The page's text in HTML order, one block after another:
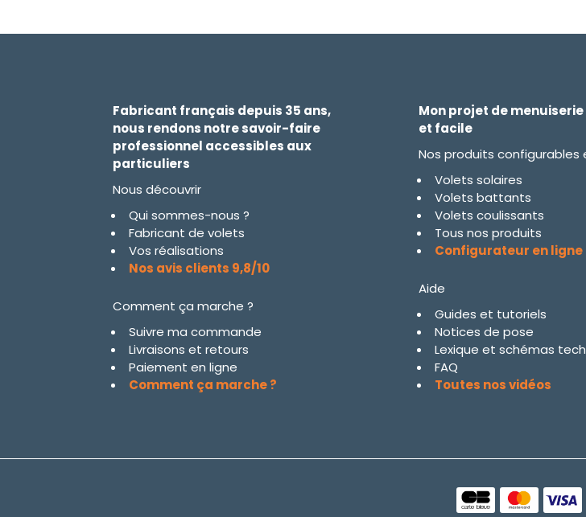
Fabricant français depuis 35 ans,
nous rendons notre savoir-faire
professionnel accessibles aux
particuliers
Nous découvrir
Qui sommes-nous ?
Fabricant de volets
Vos réalisations
Nos avis clients 9,8/10
Comment ça marche ?
Suivre ma commande
Livraisons et retours
Paiement en ligne
Comment ça marche ?
Mon projet de
et facile
Nos produits configurables
Volets solaires
Volets battants
Volets coulissants
Tous nos produits
Configurateur en ligne
Aide
Guides et tutoriels
Notices de pose
Lexique et schémas
FAQ
Toutes nos vidéos